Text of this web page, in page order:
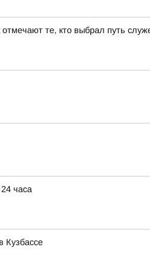
те, кто выбрал путь
часа
Кузбассе